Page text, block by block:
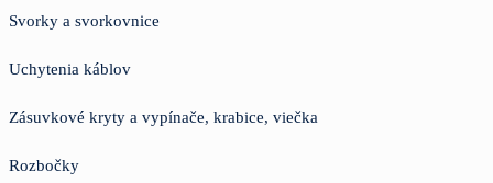
Svorky a svorkovnice
Uchytenia káblov
Zásuvkové kryty a vypínače, krabice, viečka
Rozbočky